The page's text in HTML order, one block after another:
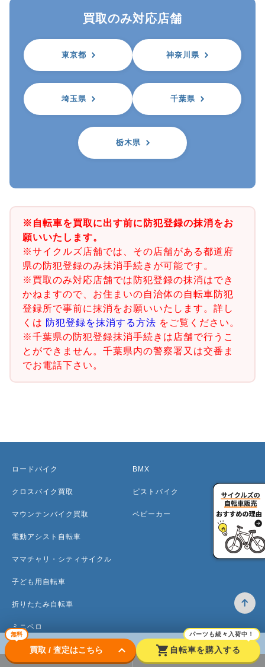
買取のみ対応店舗
東京都 神奈川県
埼玉県 千葉県
栃木県
※自転車を買取に出す前に防犯登録の抹消をお
願いいたします。
※サイクルズ店舗では、その店舗がある都道府
県の防犯登録のみ抹消手続きが可能です。
※買取のみ対応店舗では防犯登録の抹消はでき
かねますので、お住まいの自治体の自転車防犯
登録所で事前に抹消をお願いいたします。詳し
くは 防犯登録を抹消する方法 をご覧ください。
※千葉県の防犯登録抹消手続きは店舗で行うこ
とができません。千葉県内の警察署又は交番ま
でお電話下さい。
無料
買取 / 査定はこちら keyboard_arrow_down shopping_cart
パーツも続々入荷中！
自転車を購入する
ロードバイク
クロスバイク買取
マウンテンバイク買取
電動アシスト自転車
ママチャリ・シティサイクル
子ども用自転車
折りたたみ自転車
ミニベロ
BMX
ピストバイク
ベビーカー